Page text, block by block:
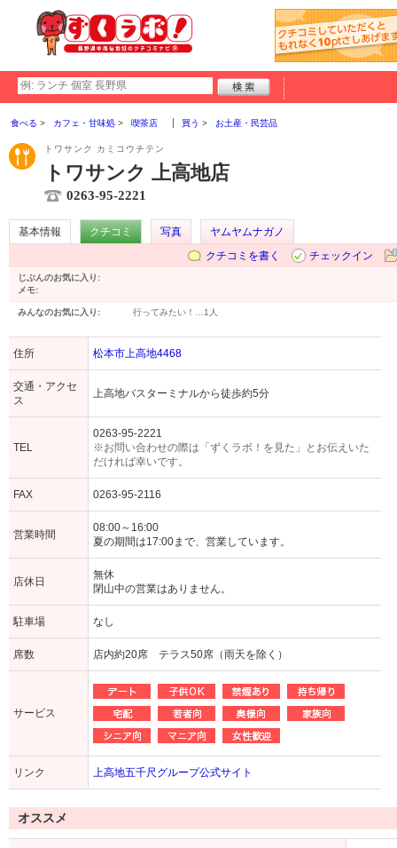
食べる カフェ・甘味処 喫茶店 買う お土産・民芸品
トワサンク カミコウチテン
トワサンク 上高地店
0263-95-2221
基本情報 クチコミ 写真
ヤムヤムナガノ
クチコミを書く
チェックイン
じぶんのお気に入り:
メモ:
みんなのお気に入り: 行ってみたい！… 1人
住所 松本市上高地4468
交通・アクセ
ス
上高地バスターミナルから徒歩約5分
TEL
0263-95-2221
※お問い合わせの際は「ずくラボ！を見た」とお伝えいた
だければ幸いです。
FAX 0263-95-2116
営業時間
08:00～16:00
夏の期間は17:00まで、営業しています。
店休日
無休
閉山中の営業はありません。
駐車場 なし
席数 店内約20席 テラス50席（雨天を除く）
サービス
リンク 上高地五千尺グループ公式サイト
オススメ